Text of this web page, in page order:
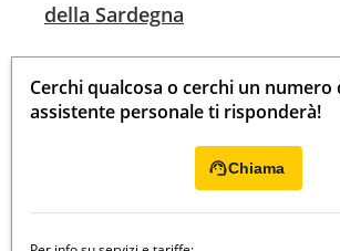
della Sardegna
Cerchi qualcosa o cerchi un numero
assistente personale ti risponderà!
Chiama